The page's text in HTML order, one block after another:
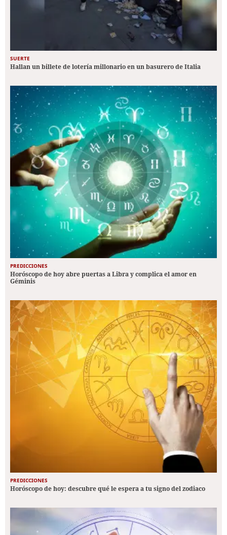
SUERTE
Hallan un billete de lotería millonario en un basurero de Italia
PREDICCIONES
Horóscopo de hoy abre puertas a Libra y complica el amor en
Géminis
PREDICCIONES
Horóscopo de hoy: descubre qué le espera a tu signo del zodiaco